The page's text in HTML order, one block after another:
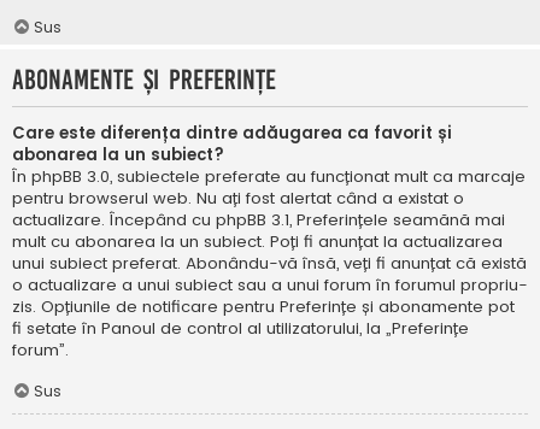
Sus
Abonamente și Preferințe
Care este diferența dintre adăugarea ca favorit și
abonarea la un subiect?
În phpBB 3.0, subiectele preferate au funcționat mult ca marcaje
pentru browserul web. Nu ați fost alertat când a existat o
actualizare. Începând cu phpBB 3.1, Preferințele seamănă mai
mult cu abonarea la un subiect. Poți fi anunțat la actualizarea
unui subiect preferat. Abonându-vă însă, veți fi anunțat că există
o actualizare a unui subiect sau a unui forum în forumul propriu-
zis. Opțiunile de notificare pentru Preferințe și abonamente pot
fi setate în Panoul de control al utilizatorului, la „Preferințe
forum”.
Sus